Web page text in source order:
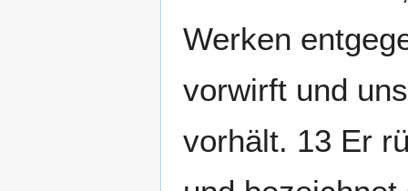
Werken
vorwirft und
vorhält. 13 Er